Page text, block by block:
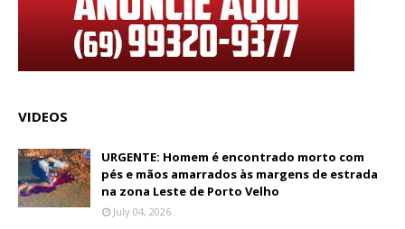
VIDEOS
URGENTE: Homem é encontrado morto com
pés e mãos amarrados às margens de estrada
na zona Leste de Porto Velho
July 04, 2026